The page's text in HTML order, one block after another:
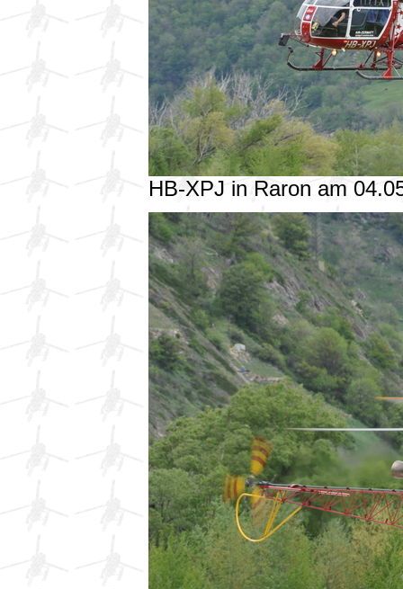
HB-XPJ in Raron am